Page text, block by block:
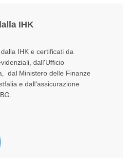
IHK
IHK e certificati da
dall'Ufficio
dal Ministero delle Finanze
e dall'assicurazione